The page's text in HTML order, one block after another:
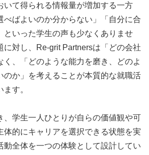
いて得られる情報量が増加する一方
べばよいのか分からない」「自分に合
といった学生の声も少なくありませ
に対し、Re-grit Partnersは「どの会社
く、「どのような能力を磨き、どのよ
のか」を考えることが本質的な就職活
す。
、学生一人ひとりが自らの価値観や可
体的にキャリアを選択できる状態を実
動全体を一つの体験として設計してい